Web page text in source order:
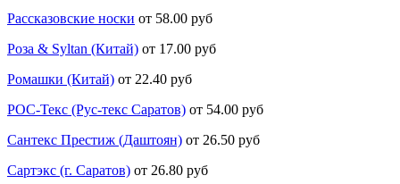
Рассказовские носки от 58.00 руб
Роза & Syltan (Китай) от 17.00 руб
Ромашки (Китай) от 22.40 руб
РОС-Текс (Рус-текс Саратов) от 54.00 руб
Сантекс Престиж (Даштоян) от 26.50 руб
Сартэкс (г. Саратов) от 26.80 руб